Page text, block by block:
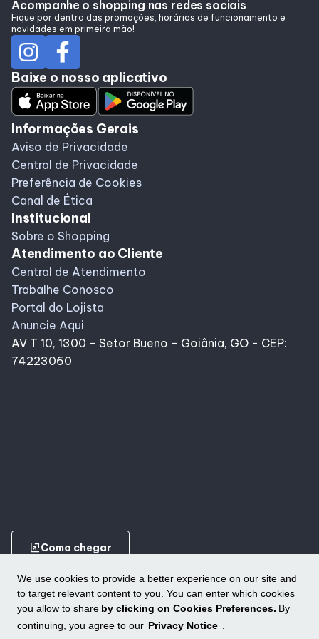
We use cookies to provide a better experience on our site and
to target relevant content to you. You can enter which cookies
you allow to share by clicking on Cookies Preferences. By
continuing, you agree to our Privacy Notice .
Programa de Benefícios
Acompanhe o shopping nas redes sociais
Fique por dentro das promoções, horários de funcionamento e
novidades em primeira mão!
Baixe o nosso aplicativo
Informações Gerais
Aviso de Privacidade
Central de Privacidade
Preferência de Cookies
Canal de Ética
Institucional
Sobre o Shopping
Atendimento ao Cliente
Central de Atendimento
Trabalhe Conosco
Portal do Lojista
Anuncie Aqui
AV T 10, 1300 - Setor Bueno - Goiânia, GO - CEP:
74223060
ungroupComo chegar